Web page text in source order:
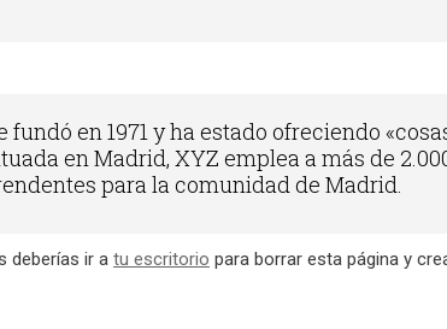
fundó en 1971 y ha estado ofreciendo
en Madrid, XYZ emplea a más de
para la comunidad de Madrid.
deberías ir a tu escritorio para borrar esta página y